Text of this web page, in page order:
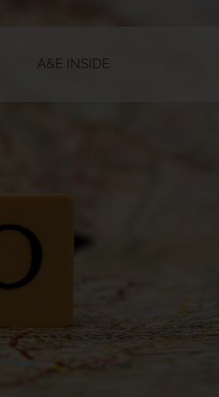
A&E INSIDE
geschlossen. Seine Funktionalität ist